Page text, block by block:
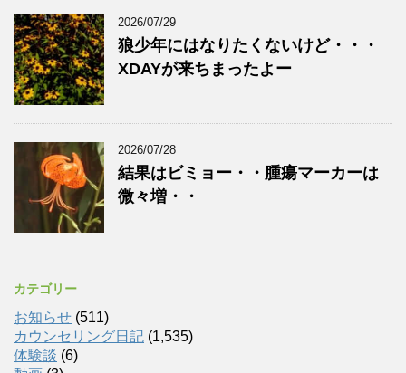
2026/07/29
狼少年にはなりたくないけど・・・
XDAYが来ちまったよー
2026/07/28
結果はビミョー・・腫瘍マーカーは
微々増・・
カテゴリー
お知らせ (511)
カウンセリング日記 (1,535)
体験談 (6)